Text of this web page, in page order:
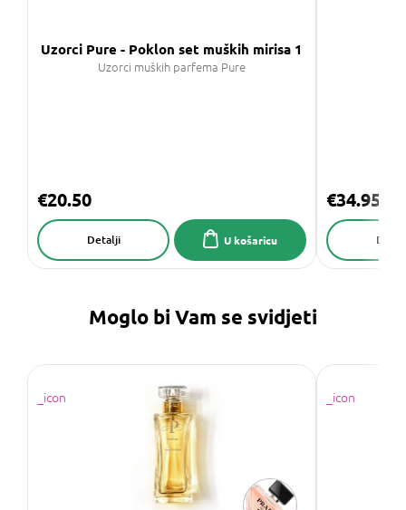
Uzorci Pure - Poklon set muških mirisa 1
Uzorci muških parfema Pure
€20.50
U košaricu
Detalji
€34.95
Moglo bi Vam se svidjeti